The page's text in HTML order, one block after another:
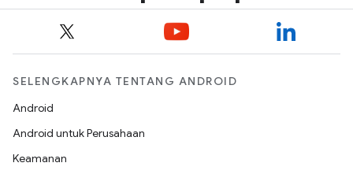
SELENGKAPNYA TENTANG ANDROID
Android
Android untuk Perusahaan
Keamanan